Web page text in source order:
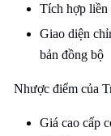
Tích hợp liền
Giao diện
bản đồng bộ
Nhược điểm của
Giá cao cấp